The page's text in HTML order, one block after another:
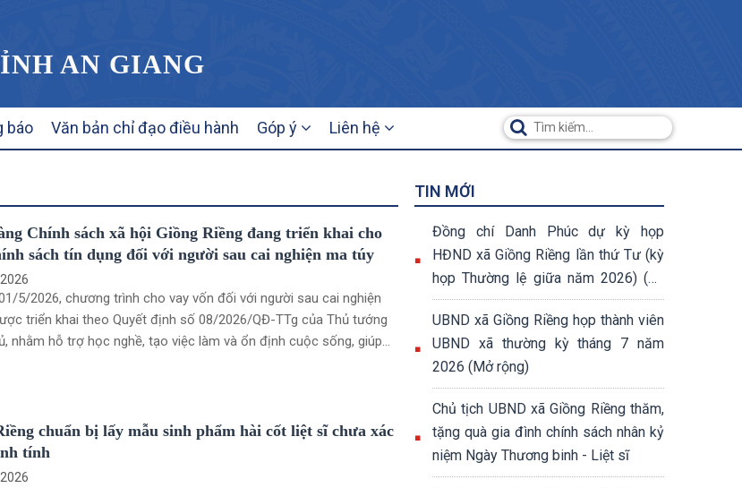
AN GIANG
báo Văn bản chỉ đạo điều hành Góp ý Liên hệ
Chính sách xã hội Giồng Riềng đang triển khai cho
sách tín dụng đối với người sau cai nghiện ma túy
5/2026, chương trình cho vay vốn đối với người sau cai nghiện
triển khai theo Quyết định số 08/2026/QĐ-TTg của Thủ tướng
nhằm hỗ trợ học nghề, tạo việc làm và ổn định cuộc sống, giúp
chuẩn bị lấy mẫu sinh phẩm hài cốt liệt sĩ chưa xác
tính
TIN MỚI
Đồng chí Danh Phúc dự kỳ họp
HĐND xã Giồng Riềng lần thứ Tư (kỳ
họp Thường lệ giữa năm 2026) (07
nghị quyết đã được thông qua tại kỳ
họp)
UBND xã Giồng Riềng họp thành viên
UBND xã thường kỳ tháng 7 năm
2026 (Mở rộng)
Chủ tịch UBND xã Giồng Riềng thăm,
tặng quà gia đình chính sách nhân kỷ
niệm Ngày Thương binh - Liệt sĩ